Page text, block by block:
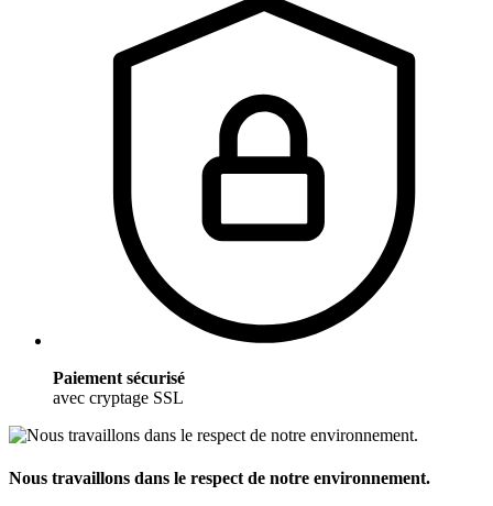
Paiement sécurisé
avec cryptage SSL
Nous travaillons dans le respect de notre environnement.